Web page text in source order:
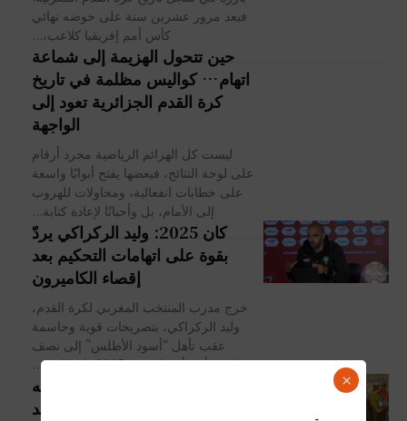
فبعد مرور عشرين سنة على خوضه نهائي
كأس أمم إفريقيا كلاعب،...
حين تتحول الهزيمة إلى شماعة
اتهام… كواليس مظلمة في تاريخ
كرة القدم الجزائرية تعود إلى
الواجهة
ليست كل الهزائم الرياضية مجرد أرقام
على لوحة النتائج، فبعضها يفتح أبوابًا واسعة
على خطابات انفعالية، ومحاولات للهروب
إلى الأمام، بل وأحيانًا لإعادة كتابة...
كان 2025: وليد الركراكي يردّ
بقوة على اتهامات التحكيم بعد
إقصاء الكاميرون
خرج مدرب المنتخب المغربي لكرة القدم،
وليد الركراكي، بتصريحات قوية وحاسمة
عقب تأهل “أسود الأطلس” إلى نصف
نهائي كأس أمم إفريقيا 2025، إثر الفوز...
كان 2025: صامويل إيتو يوجّه
خطابًا قويًا للاعبي الكاميرون بعد
×